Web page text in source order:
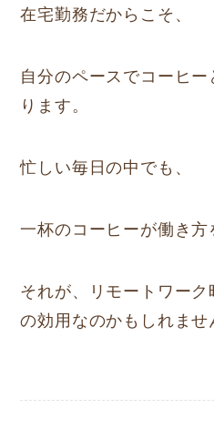
在宅勤務だからこそ、
自分のペースでコーヒ
ります。
忙しい毎日の中でも、
一杯のコーヒーが働き方
それが、リモートワー
の効用なのかもしれませ